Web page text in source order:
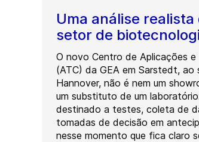
Uma análise realista
setor de
O novo Centro de Aplicações e
(ATC) da GEA em Sarstedt, ao
Hannover, não é nem um
um substituto de um
destinado a testes, coleta de
tomadas de decisão em
nesse momento que fica claro